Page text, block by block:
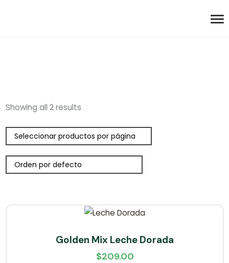
Showing all 2 results
Golden Mix Leche Dorada
$209.00